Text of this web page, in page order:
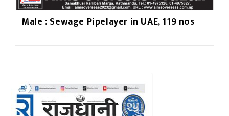
Male : Sewage Pipelayer in UAE, 119 nos